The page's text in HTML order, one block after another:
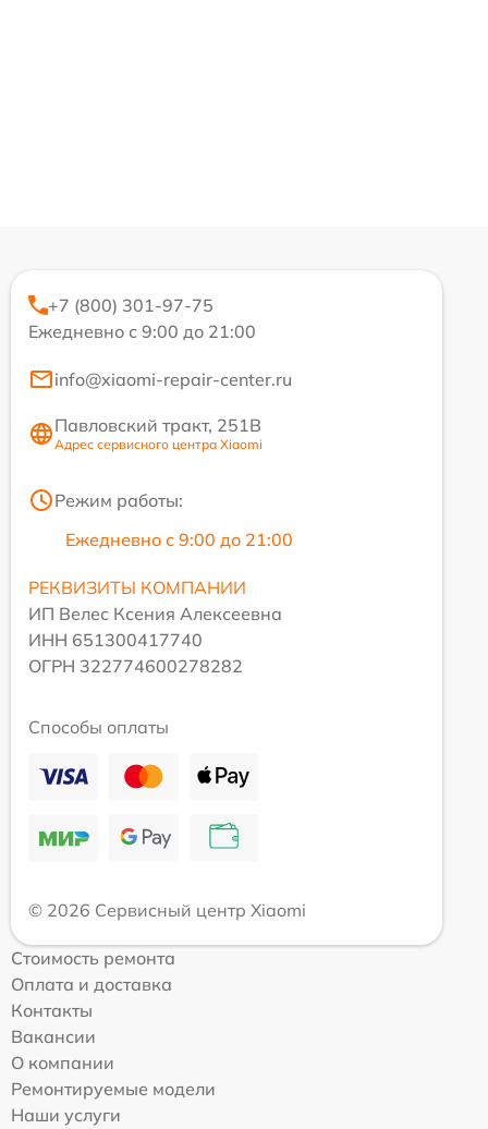
+7 (800) 301-97-75
Ежедневно с 9:00 до 21:00
info@xiaomi-repair-center.ru
Павловский тракт, 251В
Адрес сервисного центра Xiaomi
Режим работы:
Ежедневно с 9:00 до 21:00
РЕКВИЗИТЫ КОМПАНИИ
ИП Велес Ксения Алексеевна
ИНН 651300417740
ОГРН 322774600278282
Способы оплаты
© 2026 Сервисный центр Xiaomi
Стоимость ремонта
Оплата и доставка
Контакты
Вакансии
О компании
Ремонтируемые модели
Наши услуги